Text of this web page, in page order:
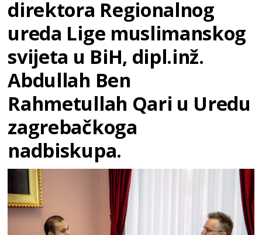
direktora Regionalnog
ureda Lige muslimanskog
svijeta u BiH, dipl.inž.
Abdullah Ben
Rahmetullah Qari u Uredu
zagrebačkoga
nadbiskupa.